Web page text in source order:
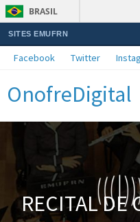
BRASIL
SITES EMUFRN
Facebook Twitter
OnofreDigital
RECITAL DE